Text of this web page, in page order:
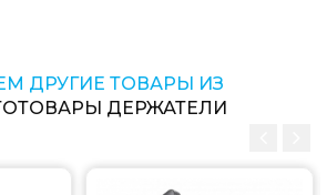
ДРУГИЕ ТОВАРЫ ИЗ
ДЕРЖАТЕЛИ